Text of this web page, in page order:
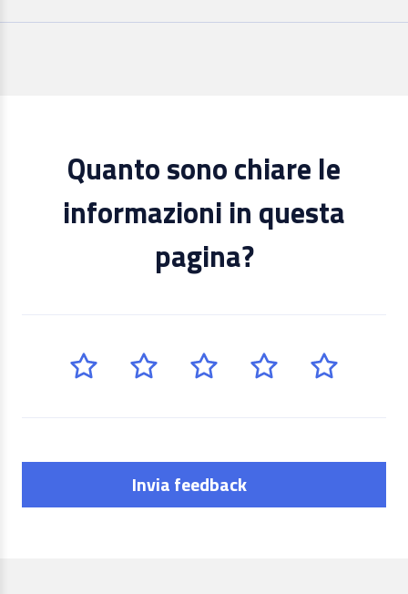
Quanto sono chiare le
informazioni in questa
pagina?
Invia feedback